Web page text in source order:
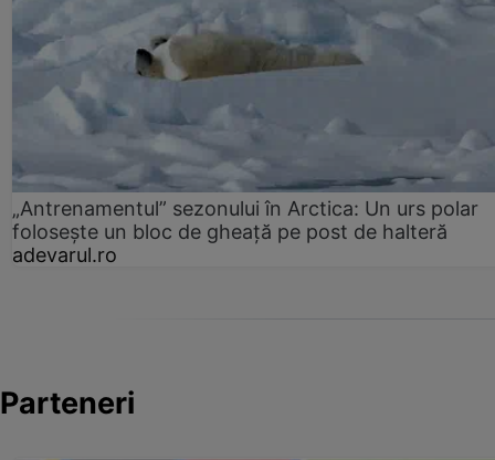
„Antrenamentul” sezonului în Arctica: Un urs polar
folosește un bloc de gheață pe post de halteră
adevarul.ro
Parteneri